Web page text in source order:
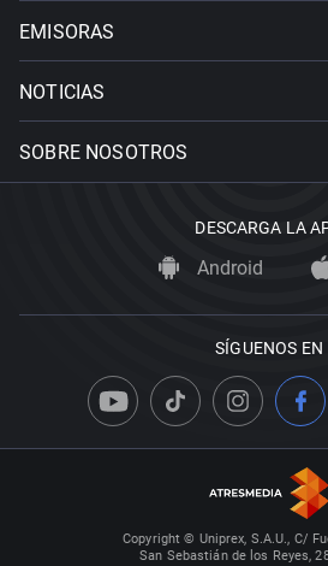
EMISORAS
NOTICIAS
SOBRE NOSOTROS
DESCARGA LA
Android
SÍGUENOS EN
Copyright © Uniprex, S.A.U., C/
San Sebastián de los Reyes,